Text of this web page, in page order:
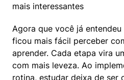
mais interessantes
Agora que você já
ficou mais fácil perceber
aprender. Cada etapa vira
com mais leveza. Ao
rotina, estudar deixa de ser